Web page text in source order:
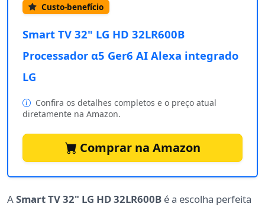
Custo-benefício
Smart TV 32" LG HD 32LR600B
Processador α5 Ger6 AI Alexa integrado
LG
Confira os detalhes completos e o preço atual
diretamente na Amazon.
Comprar na Amazon
ASmart TV 32" LG HD 32LR600B é a escolha perfeita